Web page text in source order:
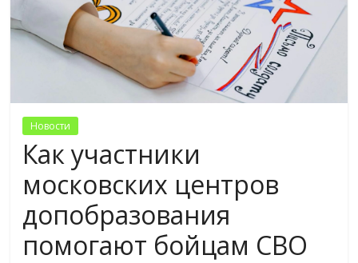
Новости
Как участники
московских центров
допобразования
помогают бойцам СВО